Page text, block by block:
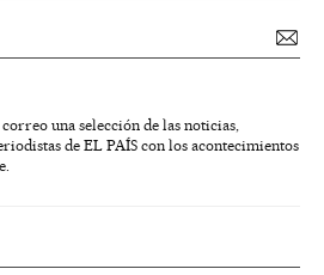
correo una selección de las noticias,
de EL PAÍS con los acontecimientos